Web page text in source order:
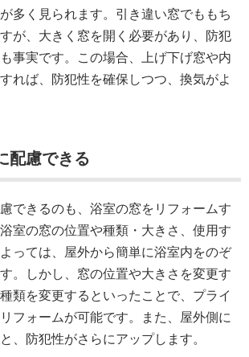
多く見られます。引き違い窓でももち
が、大きく窓を開く必要があり、防犯
事実です。この場合、上げ下げ窓や内
れば、防犯性を確保しつつ、換気がよ
配慮できる
できるのも、浴室の窓をリフォームす
室の窓の位置や種類・大きさ、使用す
っては、屋外から簡単に浴室内をのぞ
。しかし、窓の位置や大きさを変更す
類を変更するといったことで、プライ
フォームが可能です。また、屋外側に
、防犯性がさらにアップします。